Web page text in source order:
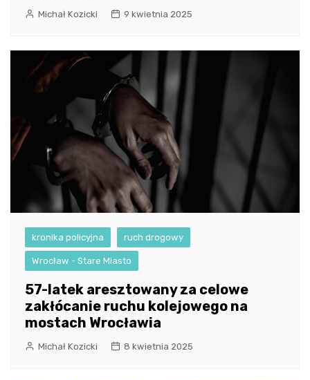
Michał Kozicki 9 kwietnia 2025
kronika policyjna ruch drogowy
Wrocław - Stare Miasto
57-latek aresztowany za celowe
zakłócanie ruchu kolejowego na
mostach Wrocławia
Michał Kozicki 8 kwietnia 2025